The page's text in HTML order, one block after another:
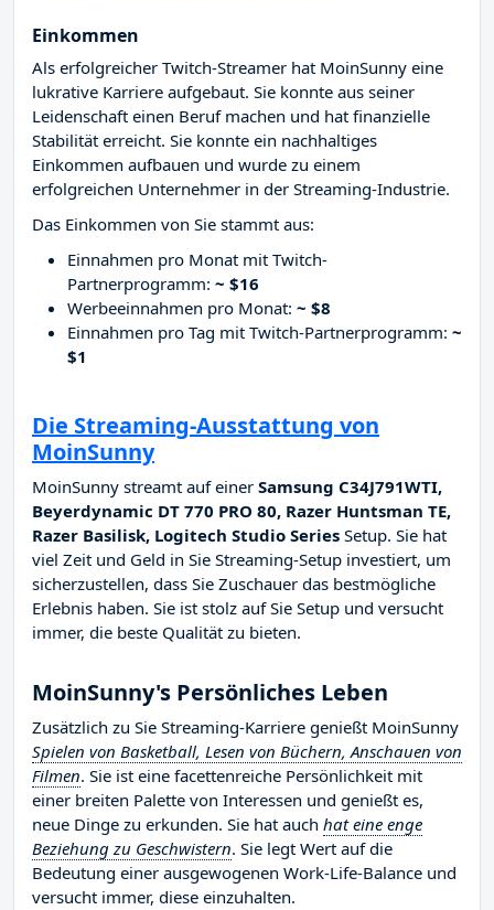
Einkommen
Als erfolgreicher Twitch-Streamer hat MoinSunny eine
lukrative Karriere aufgebaut. Sie konnte aus seiner
Leidenschaft einen Beruf machen und hat finanzielle
Stabilität erreicht. Sie konnte ein nachhaltiges
Einkommen aufbauen und wurde zu einem
erfolgreichen Unternehmer in der Streaming-Industrie.
Das Einkommen von Sie stammt aus:
Einnahmen pro Monat mit Twitch-
Partnerprogramm: ~ $16
Werbeeinnahmen pro Monat: ~ $8
Einnahmen pro Tag mit Twitch-Partnerprogramm: ~
$1
Die Streaming-Ausstattung von
MoinSunny
MoinSunny streamt auf einer Samsung C34J791WTI,
Beyerdynamic DT 770 PRO 80, Razer Huntsman TE,
Razer Basilisk, Logitech Studio Series Setup. Sie hat
viel Zeit und Geld in Sie Streaming-Setup investiert, um
sicherzustellen, dass Sie Zuschauer das bestmögliche
Erlebnis haben. Sie ist stolz auf Sie Setup und versucht
immer, die beste Qualität zu bieten.
MoinSunny's Persönliches Leben
Zusätzlich zu Sie Streaming-Karriere genießt MoinSunny
Spielen von Basketball, Lesen von Büchern, Anschauen von
Filmen. Sie ist eine facettenreiche Persönlichkeit mit
einer breiten Palette von Interessen und genießt es,
neue Dinge zu erkunden. Sie hat auch hat eine enge
Beziehung zu Geschwistern. Sie legt Wert auf die
Bedeutung einer ausgewogenen Work-Life-Balance und
versucht immer, diese einzuhalten.